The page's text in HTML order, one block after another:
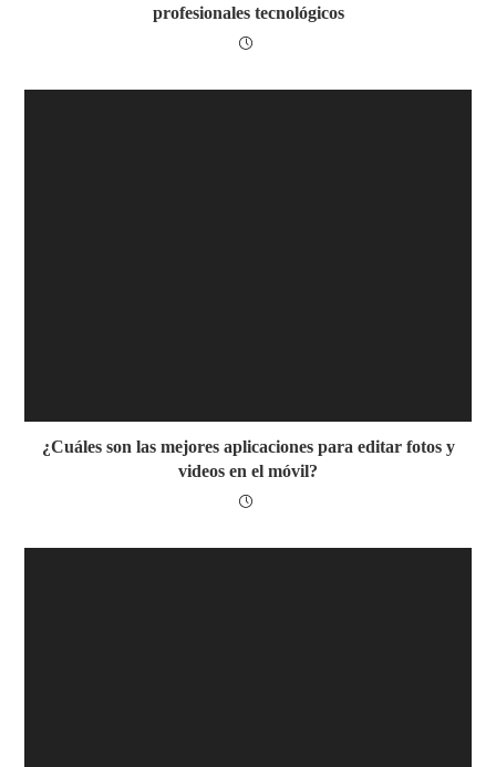
profesionales tecnológicos
¿Cuáles son las mejores aplicaciones para editar fotos y
videos en el móvil?